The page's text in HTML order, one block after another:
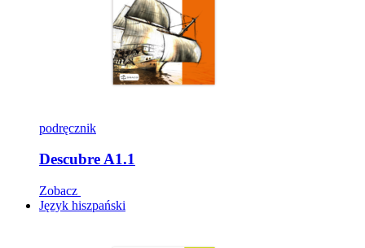
podręcznik
Descubre A1.1
Zobacz
Język hiszpański